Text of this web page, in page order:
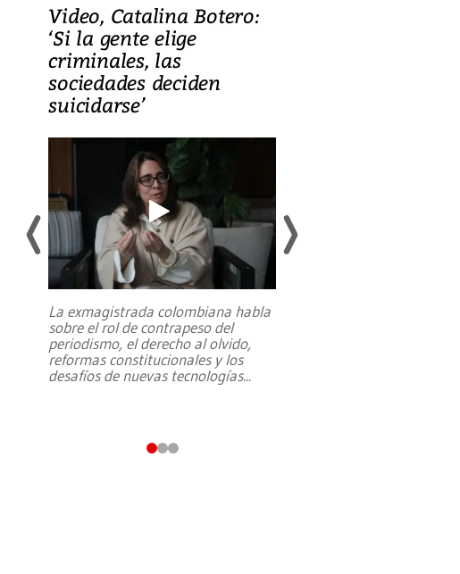
Video, Catalina Botero:
‘Si la gente elige
criminales, las
sociedades deciden
suicidarse’
La exmagistrada colombiana habla
sobre el rol de contrapeso del
periodismo, el derecho al olvido,
reformas constitucionales y los
desafíos de nuevas tecnologías...